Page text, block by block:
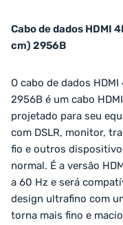
Cabo de dados HDMI
cm) 2956B
O cabo de dados
2956B é um cabo
projetado para seu
com DSLR, monitor,
fio e outros
normal. É a versão
a 60 Hz e será
design ultrafino com
torna mais fino e